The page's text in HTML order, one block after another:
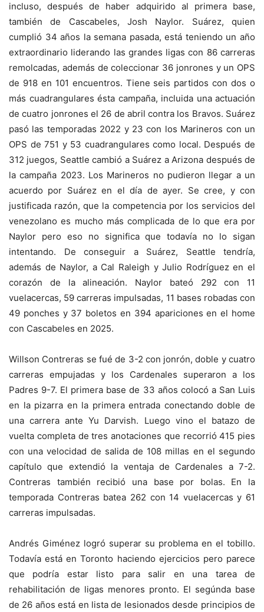
incluso, después de haber adquirido al primera base,
también de Cascabeles, Josh Naylor. Suárez, quien
cumplió 34 años la semana pasada, está teniendo un año
extraordinario liderando las grandes ligas con 86 carreras
remolcadas, además de coleccionar 36 jonrones y un OPS
de 918 en 101 encuentros. Tiene seis partidos con dos o
más cuadrangulares ésta campaña, incluida una actuación
de cuatro jonrones el 26 de abril contra los Bravos. Suárez
pasó las temporadas 2022 y 23 con los Marineros con un
OPS de 751 y 53 cuadrangulares como local. Después de
312 juegos, Seattle cambió a Suárez a Arizona después de
la campaña 2023. Los Marineros no pudieron llegar a un
acuerdo por Suárez en el día de ayer. Se cree, y con
justificada razón, que la competencia por los servicios del
venezolano es mucho más complicada de lo que era por
Naylor pero eso no significa que todavía no lo sigan
intentando. De conseguir a Suárez, Seattle tendría,
además de Naylor, a Cal Raleigh y Julio Rodríguez en el
corazón de la alineación. Naylor bateó 292 con 11
vuelacercas, 59 carreras impulsadas, 11 bases robadas con
49 ponches y 37 boletos en 394 apariciones en el home
con Cascabeles en 2025.
Willson Contreras se fué de 3-2 con jonrón, doble y cuatro
carreras empujadas y los Cardenales superaron a los
Padres 9-7. El primera base de 33 años colocó a San Luis
en la pizarra en la primera entrada conectando doble de
una carrera ante Yu Darvish. Luego vino el batazo de
vuelta completa de tres anotaciones que recorrió 415 pies
con una velocidad de salida de 108 millas en el segundo
capítulo que extendió la ventaja de Cardenales a 7-2.
Contreras también recibió una base por bolas. En la
temporada Contreras batea 262 con 14 vuelacercas y 61
carreras impulsadas.
Andrés Giménez logró superar su problema en el tobillo.
Todavía está en Toronto haciendo ejercicios pero parece
que podría estar listo para salir en una tarea de
rehabilitación de ligas menores pronto. El segúnda base
de 26 años está en lista de lesionados desde principios de